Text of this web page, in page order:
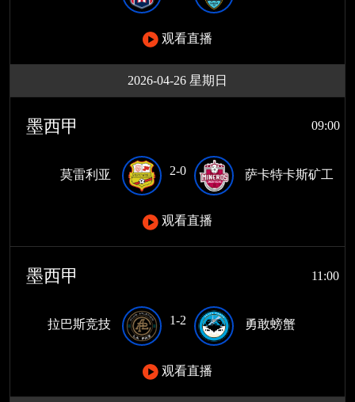
观看直播
2026-04-26 星期日
墨西甲 09:00
莫雷利亚 2-0 萨卡特卡斯矿工
观看直播
墨西甲 11:00
拉巴斯竞技 1-2 勇敢螃蟹
观看直播